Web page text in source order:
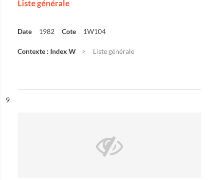
Liste générale
Date 1982 Cote 1W104
Contexte : Index W Liste générale
n°
9